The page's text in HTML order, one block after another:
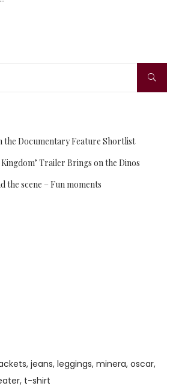
the Documentary Feature Shortlist
Trailer Brings on the Dinos
the scene – Fun moments
jeans leggings minera oscar
t-shirt